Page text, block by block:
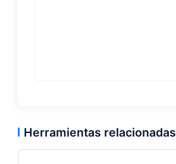
Herramientas relacionadas